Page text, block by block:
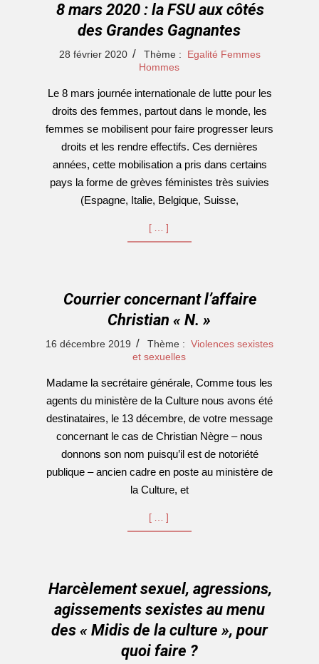
8 mars 2020 : la FSU aux côtés
des Grandes Gagnantes
2020-28 février 2020 Thème :
Egalité Femmes
Hommes
Le 8 mars journée internationale de lutte pour les
droits des femmes, partout dans le monde, les
femmes se mobilisent pour faire progresser leurs
droits et les rendre effectifs. Ces dernières
années, cette mobilisation a pris dans certains
pays la forme de grèves féministes très suivies
(Espagne, Italie, Belgique, Suisse,
[…]
Courrier concernant l’affaire
Christian « N. »
2019-
16 décembre 2019 Thème : Violences sexistes
et sexuelles
Madame la secrétaire générale, Comme tous les
agents du ministère de la Culture nous avons été
destinataires, le 13 décembre, de votre message
concernant le cas de Christian Nègre – nous
donnons son nom puisqu’il est de notoriété
publique – ancien cadre en poste au ministère de
la Culture, et
[…]
Harcèlement sexuel, agressions,
agissements sexistes au menu
des « Midis de la culture », pour
quoi faire ?